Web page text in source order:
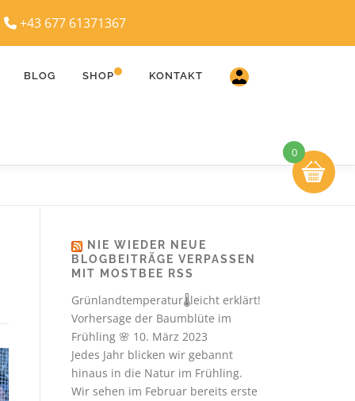
+43 677 61371367
BLOG SHOP KONTAKT
NIE WIEDER NEUE
BLOGBEITRÄGE VERPASSEN
MIT MOSTBEE RSS
Grünlandtemperatur🌡️leicht erklärt!
Vorhersage der Baumblüte im
Frühling 🌸 10. März 2023
Jedes Jahr blicken wir gebannt
hinaus in die Natur im Frühling.
Wir sehen im Februar bereits erste
0